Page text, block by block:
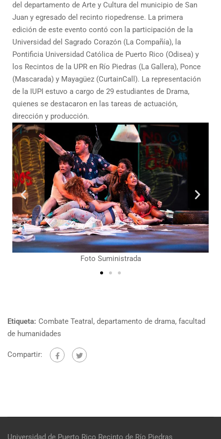
del departamento de Arte y Cultura del municipio de San
Juan y egresado del recinto riopedrense. La primera
edición de este evento contó con la participación de la
Universidad del Sagrado Corazón (La Compañía), la
Pontificia Universidad Católica de Puerto Rico (Odisea) y
los Recintos de la UPR en Río Piedras (La Gallera), Ponce
(Mascarada) y Mayagüez (CurtainCall). La representación
de la IUPI estuvo a cargo de 29 estudiantes de Drama,
quienes se destacaron en las tareas de actuación,
dirección y producción.
Fotos por Leonardo López Pantiga
Etiqueta: Combate Teatral , departamento de drama, facultad
de humanidades
Compartir: